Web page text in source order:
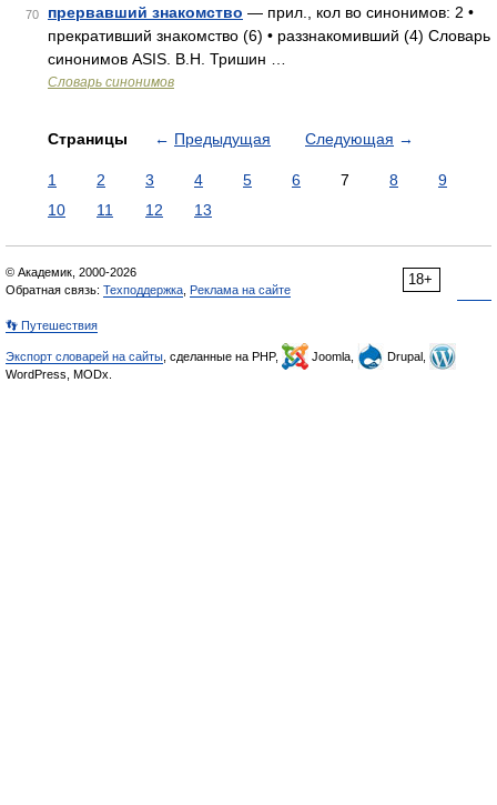
70 прервавший знакомство — прил., кол во синонимов: 2 •
прекративший знакомство (6) • раззнакомивший (4) Словарь
синонимов ASIS. В.Н. Тришин …
Словарь синонимов
Страницы ← Предыдущая Следующая →
1 2 3 4 5 6 7 8
9
10
11 12 13
18+
© Академик, 2000-2026
Обратная связь: Техподдержка Реклама на сайте
👣 Путешествия
Экспорт словарей на сайты , сделанные на PHP, Joomla,
Drupal,
WordPress, MODx.